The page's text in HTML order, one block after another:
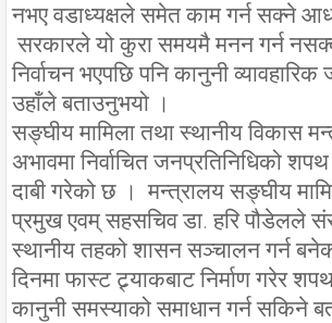
नभए वडाध्यक्षले समेत काम गर्न सक्ने
सरकारले यो कुरा समयमै मनन गर्न
निर्वाचन भएपछि पनि कानुनी
उहाँले बताउनुभयो ।
सङ्घीय मामिला तथा स्थानीय विकास
अभावमा निर्वाचित जनप्रतिनिधिको
दाबी गरेको छ । मन्त्रालय सङ्घीय
प्रमुख एवम् सहसचिव डा. हरि पौडेलले
स्थानीय तहको शासन सञ्चालन गर्न
दिनमा फास्ट ट्र्याकबाट निर्माण गरेर
कानुनी समस्याको समाधान गर्न सकिने